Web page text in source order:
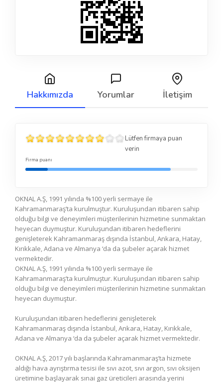
Hakkımızda Yorumlar İletişim
Lütfen firmaya puan
verin
Firma puanı
OKNAL A.Ş, 1991 yılında %100 yerli sermaye ile
Kahramanmaraş’ta kurulmuştur. Kuruluşundan itibaren sahip
olduğu bilgi ve deneyimleri müşterilerinin hizmetine sunmaktan
heyecan duymuştur. Kuruluşundan itibaren hedeflerini
genişleterek Kahramanmaraş dışında İstanbul, Ankara, Hatay,
Kırıkkale, Adana ve Almanya ‘da da şubeler açarak hizmet
vermektedir.
OKNAL A.Ş, 1991 yılında %100 yerli sermaye ile
Kahramanmaraş’ta kurulmuştur. Kuruluşundan itibaren sahip
olduğu bilgi ve deneyimleri müşterilerinin hizmetine sunmaktan
heyecan duymuştur.
Kuruluşundan itibaren hedeflerini genişleterek
Kahramanmaraş dışında İstanbul, Ankara, Hatay, Kırıkkale,
Adana ve Almanya ‘da da şubeler açarak hizmet vermektedir.
OKNAL A.Ş, 2017 yılı başlarında Kahramanmaraş’ta hizmete
aldığı hava ayrıştırma tesisi ile sıvı azot, sıvı argon, sıvı oksijen
üretimine başlayarak sınai gaz üreticileri arasında yerini